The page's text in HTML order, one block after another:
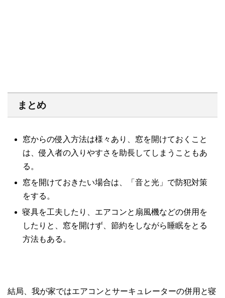
まとめ
窓からの侵入方法は様々あり、窓を開けておくこと
は、侵入者の入りやすさを助長してしまうこともあ
る。
窓を開けておきたい場合は、「音と光」で防犯対策
をする。
寝具を工夫したり、エアコンと扇風機などの併用を
したりと、窓を開けず、節約をしながら睡眠をとる
方法もある。
結局、我が家ではエアコンとサーキュレーターの併用と寝